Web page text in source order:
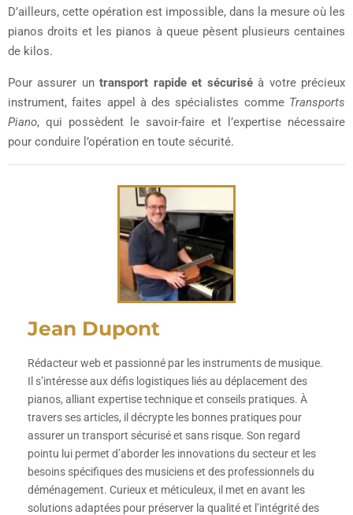
D’ailleurs, cette opération est impossible, dans la mesure où les
pianos droits et les pianos à queue pèsent plusieurs centaines
de kilos.
Pour assurer untransport rapide et sécuriséà votre précieux
instrument, faites appel à des spécialistes comme Transports
Piano, qui possèdent le savoir-faire et l’expertise nécessaire
pour conduire l’opération en toute sécurité.
Jean Dupont
Rédacteur web et passionné par les instruments de musique.
Il s’intéresse aux défis logistiques liés au déplacement des
pianos, alliant expertise technique et conseils pratiques. À
travers ses articles, il décrypte les bonnes pratiques pour
assurer un transport sécurisé et sans risque. Son regard
pointu lui permet d’aborder les innovations du secteur et les
besoins spécifiques des musiciens et des professionnels du
déménagement. Curieux et méticuleux, il met en avant les
solutions adaptées pour préserver la qualité et l’intégrité des